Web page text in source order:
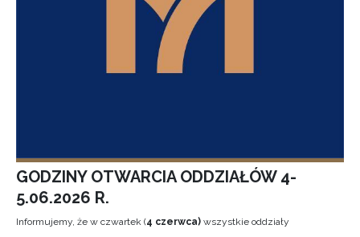
GODZINY OTWARCIA ODDZIAŁÓW 4-
5.06.2026 R.
Informujemy, że w czwartek (4 czerwca) wszystkie oddziały